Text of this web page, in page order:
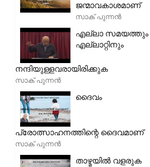
ജന്മാവകാശമാണ്
സാക് പുന്നൻ
എല്ലാ സമയത്തും
എല്ലാറ്റിനും
നന്ദിയുള്ളവരായിരിക്കുക
സാക് പുന്നൻ
ദൈവം
പ്രോത്സാഹനത്തിന്റെ ദൈവമാണ്
സാക് പുന്നൻ
താഴ്മയിൽ വളരുക